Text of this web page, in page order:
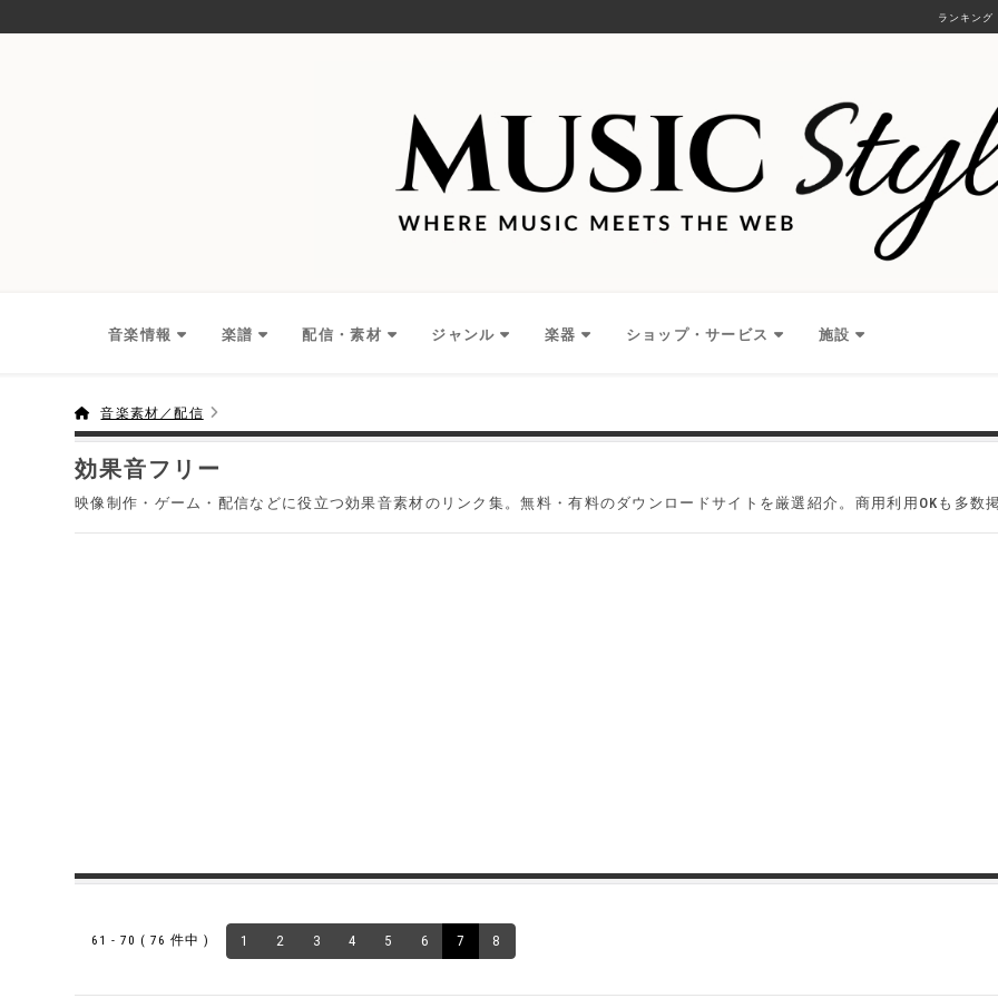
ランキング
音楽情報 楽譜 配信・素材 ジャンル 楽器 ショップ・サービス 施設
音楽素材／配信
効果音フリー
映像制作・ゲーム・配信などに役立つ効果音素材のリンク集。無料・有料のダウンロードサイトを厳選紹介。商用利用OKも多数
61 - 70 ( 76 件中 ) 1 2 3 4 5 6 7 8